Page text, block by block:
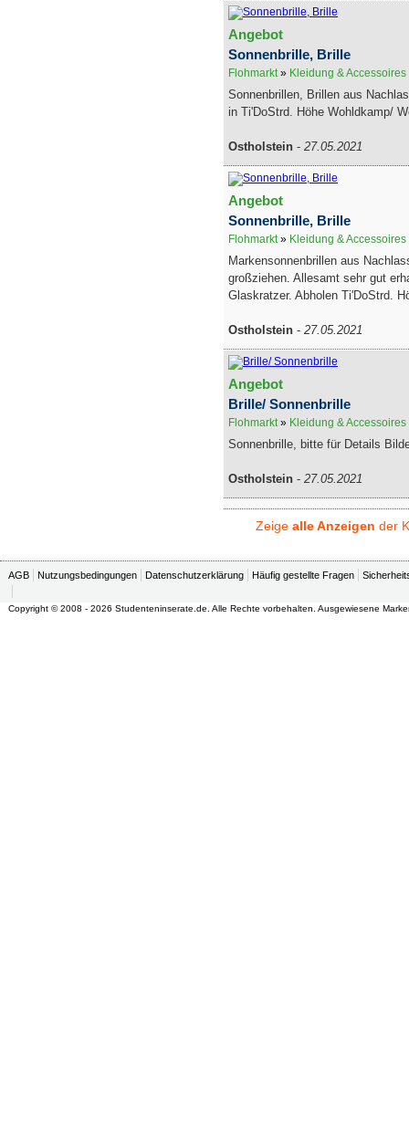
Angebot
Sonnenbrille, Brille
Flohmarkt» Kleidung & Accessoires
Sonnenbrillen, Brillen aus
in Ti'DoStrd. Höhe Wohldkamp/
Ostholstein - 27.05.2021
Angebot
Sonnenbrille, Brille
Flohmarkt» Kleidung & Accessoires
Markensonnenbrillen aus
großziehen. Allesamt sehr gut
Glaskratzer. Abholen Ti'DoStrd.
Ostholstein - 27.05.2021
Angebot
Brille/ Sonnenbrille
Flohmarkt» Kleidung & Accessoires
Sonnenbrille, bitte für Details
Ostholstein - 27.05.2021
Zeige alle Anzeigen der
AGB Nutzungsbedingungen Datenschutzerklärung Häufig gestellte Fragen
Copyright © 2008 - 2026 Studenteninserate.de. Alle Rechte vorbehalten. Ausgewiesene